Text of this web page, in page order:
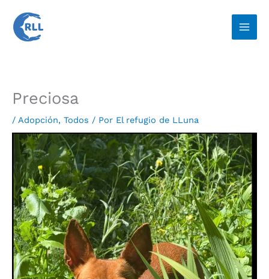
contenido
Preciosa
/ Adopción, Todos / Por El refugio de LLuna